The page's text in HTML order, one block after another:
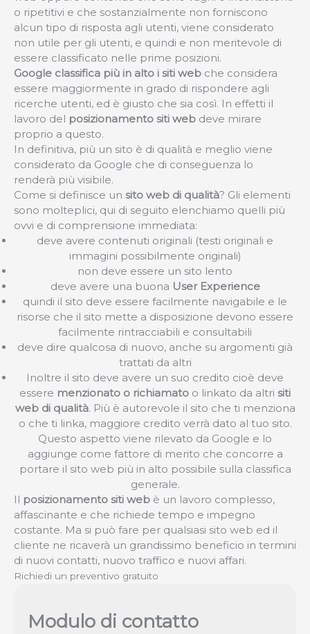
o ripetitivi e che sostanzialmente non forniscono
alcun tipo di risposta agli utenti, viene considerato
non utile per gli utenti, e quindi e non meritevole di
essere classificato nelle prime posizioni.
Google classifica più in alto i siti web che considera
essere maggiormente in grado di rispondere agli
ricerche utenti, ed è giusto che sia così. In effetti il
lavoro del posizionamento siti web deve mirare
proprio a questo.
In definitiva, più un sito è di qualità e meglio viene
considerato da Google che di conseguenza lo
renderà più visibile.
Come si definisce un sito web di qualità? Gli elementi
sono molteplici, qui di seguito elenchiamo quelli più
ovvi e di comprensione immediata:
deve avere contenuti originali (testi originali e
immagini possibilmente originali)
non deve essere un sito lento
deve avere una buona User Experience
quindi il sito deve essere facilmente navigabile e le
risorse che il sito mette a disposizione devono essere
facilmente rintracciabili e consultabili
deve dire qualcosa di nuovo, anche su argomenti già
trattati da altri
Inoltre il sito deve avere un suo credito cioè deve
essere menzionato o richiamato o linkato da altri siti
web di qualità. Più è autorevole il sito che ti menziona
o che ti linka, maggiore credito verrà dato al tuo sito.
Questo aspetto viene rilevato da Google e lo
aggiunge come fattore di merito che concorre a
portare il sito web più in alto possibile sulla classifica
generale.
Il posizionamento siti web è un lavoro complesso,
affascinante e che richiede tempo e impegno
costante. Ma si può fare per qualsiasi sito web ed il
cliente ne ricaverà un grandissimo beneficio in termini
di nuovi contatti, nuovo traffico e nuovi affari.
Richiedi un preventivo gratuito
Modulo di contatto